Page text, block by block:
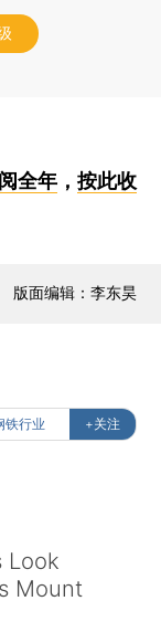
全年， 按此收
版面编辑：李东昊
铁行业 +关注
Look
Mount